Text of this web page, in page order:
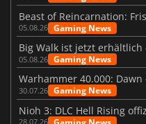
05.08.26 Gaming News
05.08.26 Gaming News
30.07.26 Gaming News
Nioh 3: DLC Hell Rising
28.07.26